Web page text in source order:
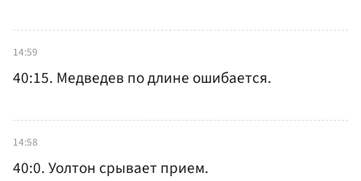
14:59
40:15. Медведев по длине ошибается.
14:58
40:0. Уолтон срывает прием.